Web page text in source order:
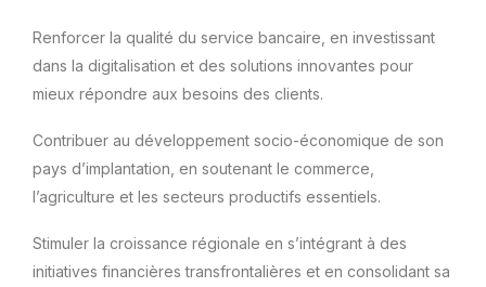
Renforcer la qualité du service bancaire, en investissant
dans la digitalisation et des solutions innovantes pour
mieux répondre aux besoins des clients.
Contribuer au développement socio-économique de son
pays d’implantation, en soutenant le commerce,
l’agriculture et les secteurs productifs essentiels.
Stimuler la croissance régionale en s’intégrant à des
initiatives financières transfrontalières et en consolidant sa